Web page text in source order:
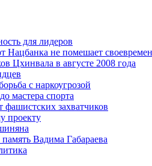
для лидеров
Нацбанка не помешает
Цхинвала в августе 2008 года
с наркоугрозой
мастера спорта
фашистских захватчиков
проекту
Вадима Габараева